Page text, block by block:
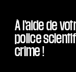
À l’aide de
police
crime !